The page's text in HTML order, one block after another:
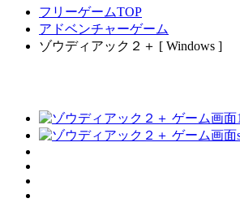
フリーゲームTOP
アドベンチャーゲーム
ゾウディアック２＋ [ Windows ]